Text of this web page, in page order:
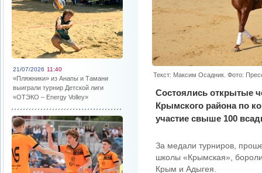
21/07/2026 11:40
«Пляжники» из Анапы и Тамани
выиграли турнир Детской лиги
«ОТЭКО – Energy Volley»
Текст: Максим Осадник. Фото:
Состоялись открытые
Крымского района по
участие свыше 100
За медали турниров,
школы «Крымская»,
Крым и Адыгея.